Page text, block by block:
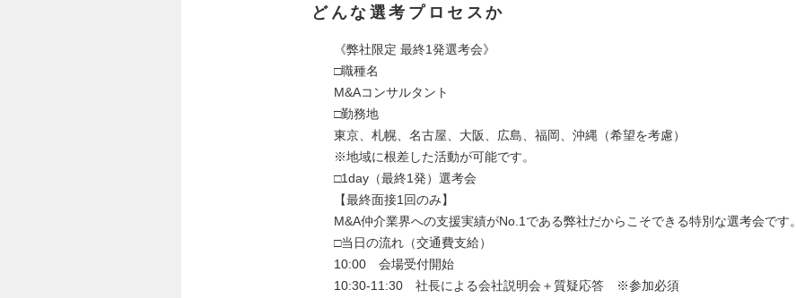
どんな選考プロセスか
《弊社限定 最終1発選考会》
□職種名
M&Aコンサルタント
□勤務地
東京、札幌、名古屋、大阪、広島、福岡、沖縄（希望を考慮）
※地域に根差した活動が可能です。
□1day（最終1発）選考会
【最終面接1回のみ】
M&A仲介業界への支援実績がNo.1である弊社だからこそできる特別な選考会です。
□当日の流れ（交通費支給）
10:00 会場受付開始
10:30-11:30 社長による会社説明会＋質疑応答 ※参加必須